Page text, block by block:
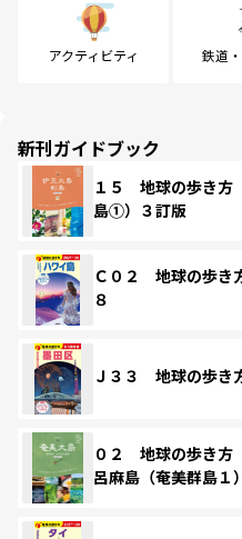
アクティビティ 鉄道
新刊ガイドブック
１５ 地球の歩き
島①）３訂版
Ｃ０２ 地球の歩き
８
Ｊ３３ 地球の歩
０２ 地球の歩き
呂麻島（奄美群島